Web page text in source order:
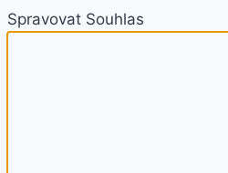
Spravovat Souhlas